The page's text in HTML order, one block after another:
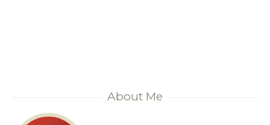
About Me